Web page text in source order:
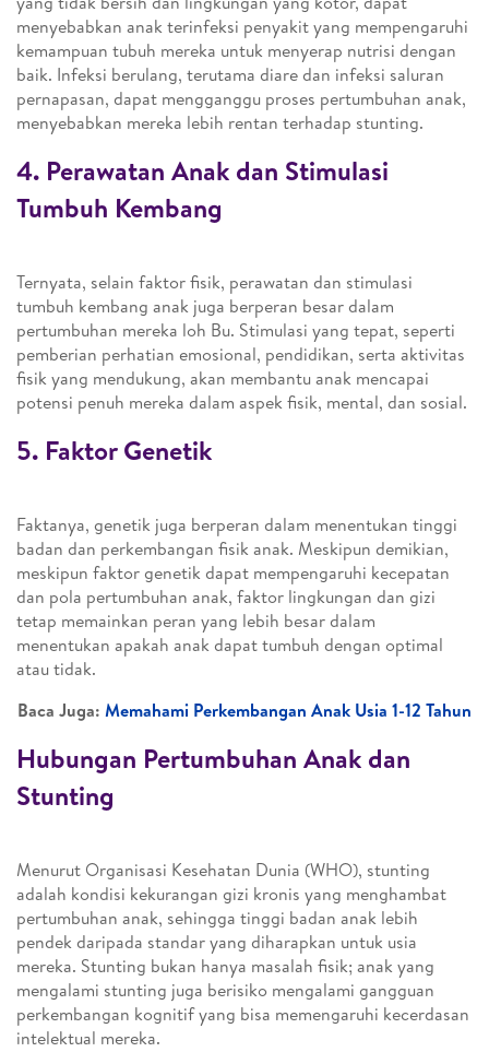
menyebabkan anak terinfeksi penyakit yang mempengaruhi
kemampuan tubuh mereka untuk menyerap nutrisi dengan
baik. Infeksi berulang, terutama diare dan infeksi saluran
pernapasan, dapat mengganggu proses pertumbuhan anak,
menyebabkan mereka lebih rentan terhadap stunting.
4. Perawatan Anak dan Stimulasi
Tumbuh Kembang
Ternyata, selain faktor fisik, perawatan dan stimulasi
tumbuh kembang anak juga berperan besar dalam
pertumbuhan mereka loh Bu. Stimulasi yang tepat, seperti
pemberian perhatian emosional, pendidikan, serta aktivitas
fisik yang mendukung, akan membantu anak mencapai
potensi penuh mereka dalam aspek fisik, mental, dan sosial.
5. Faktor Genetik
Faktanya, genetik juga berperan dalam menentukan tinggi
badan dan perkembangan fisik anak. Meskipun demikian,
meskipun faktor genetik dapat mempengaruhi kecepatan
dan pola pertumbuhan anak, faktor lingkungan dan gizi
tetap memainkan peran yang lebih besar dalam
menentukan apakah anak dapat tumbuh dengan optimal
atau tidak.
Baca Juga: Memahami Perkembangan Anak Usia 1-12 Tahun
Hubungan Pertumbuhan Anak dan
Stunting
Menurut Organisasi Kesehatan Dunia (WHO), stunting
adalah kondisi kekurangan gizi kronis yang menghambat
pertumbuhan anak, sehingga tinggi badan anak lebih
pendek daripada standar yang diharapkan untuk usia
mereka. Stunting bukan hanya masalah fisik; anak yang
mengalami stunting juga berisiko mengalami gangguan
perkembangan kognitif yang bisa memengaruhi kecerdasan
intelektual mereka.